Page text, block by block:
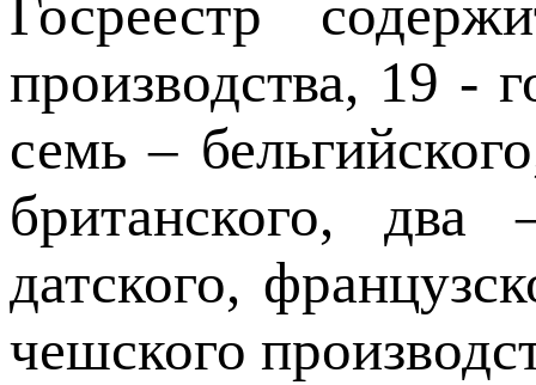
Госреестр
производства, 19 -
семь –
британского,
датского,
чешского